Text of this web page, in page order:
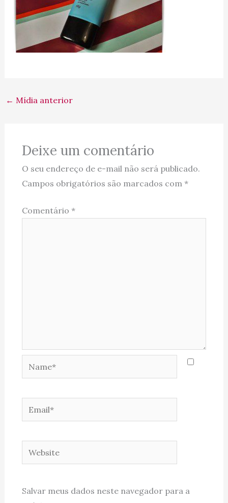
← Mídia anterior
Deixe um comentário
O seu endereço de e-mail não será publicado.
Campos obrigatórios são marcados com *
Comentário *
Name*
Email*
Website
Salvar meus dados neste navegador para a